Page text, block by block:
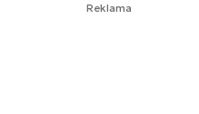
Reklama